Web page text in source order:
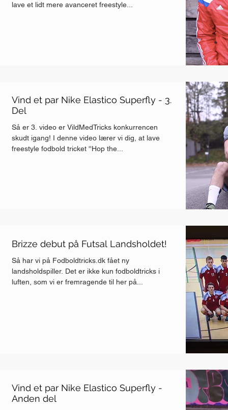
lave et lidt mere avanceret freestyle...
Vind et par Nike Elastico Superfly - 3.
Del
Så er 3. video er VildMedTricks konkurrencen
skudt igang! I denne video lærer vi dig, at lave
freestyle fodbold tricket ''Hop the...
Brizze debut på Futsal Landsholdet!
Så har vi på Fodboldtricks.dk fået ny
landsholdspiller. Det er ikke kun fodboldtricks i
luften, som vi er fremragende til her på...
Vind et par Nike Elastico Superfly -
Anden del